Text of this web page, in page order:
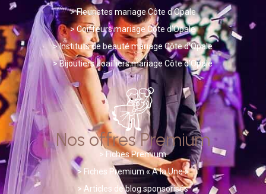
>Fleuristes mariage Côte d’Opale
>Coiffeurs mariage Côte d’Opale
>Instituts de beauté mariage Côte d’Opale
>Bijoutiers Joailliers mariage Côte d’Opale
Nos offres Premium
> Fiches Premium
> Fiches Premium « A la Une »
>Articles de blog sponsorisés